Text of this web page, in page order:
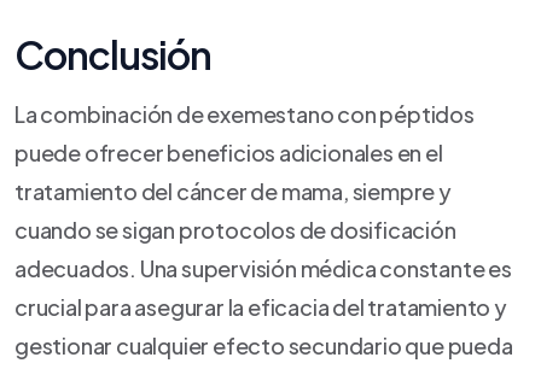
Conclusión
La combinación de exemestano con péptidos
puede ofrecer beneficios adicionales en el
tratamiento del cáncer de mama, siempre y
cuando se sigan protocolos de dosificación
adecuados. Una supervisión médica constante es
crucial para asegurar la eficacia del tratamiento y
gestionar cualquier efecto secundario que pueda